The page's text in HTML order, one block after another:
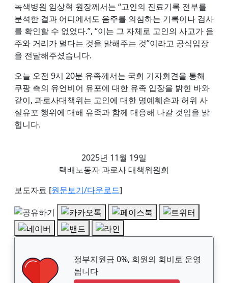
녹색병원 임상혁 원장께서는 “고인의 진료기록 전부를
분석한 결과 어디에서도 음주를 의심하는 기록이나 검사
를 확인할 수 없었다.”, “이는 그 자체로 고인의 사고가 음
주와 거리가 멀다는 것을 말해주는 것”이라고 공식입장
을 전달해주셨습니다.
오늘 오전 9시 20분 유족께서는 국회 기자회견을 통해
쿠팡 측의 유언비어 유포에 대한 유족 입장을 밝힌 바와
같이, 과로사대책위는 고인에 대한 명예훼손과 허위 사
실유포 행위에 대해 유족과 함께 대응해 나갈 것임을 밝
힙니다.
2025년 11월 19일
택배노동자 과로사 대책위원회
보도자료 [원문보기/다운로드]
정부지원금 0%, 회원의 회비로 운영
됩니다